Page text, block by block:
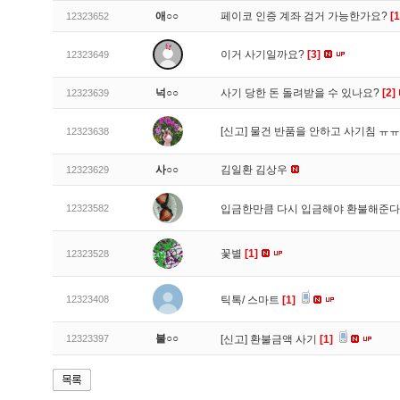
12323652 애○○ 페이코 인증 계좌 검거 가능한가요?
12323649 이거 사기일까요? [3]
12323639 넉○○ 사기 당한 돈 돌려받을 수 있나요? [2]
12323638 [신고] 물건 반품을 안하고 사기침 ㅠㅠ
12323629 사○○ 김일환 김상우
12323582 입금한만큼 다시 입금해야 환불해준다
12323528 꽃별 [1]
12323408 틱톡/ 스마트 [1]
12323397 불○○ [신고] 환불금액 사기 [1]